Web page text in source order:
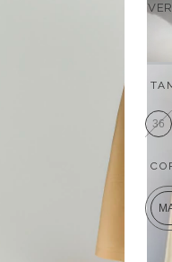
36